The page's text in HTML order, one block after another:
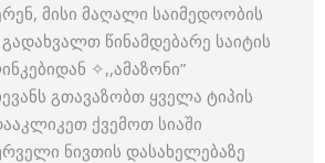
მისი მაღალი საიმედოობის
წინამდებარე საიტის
✧,,ამაზონი”
გთავაზობთ ყველა ტიპის
ქვემოთ სიაში
ნივთის დასახელებაზე